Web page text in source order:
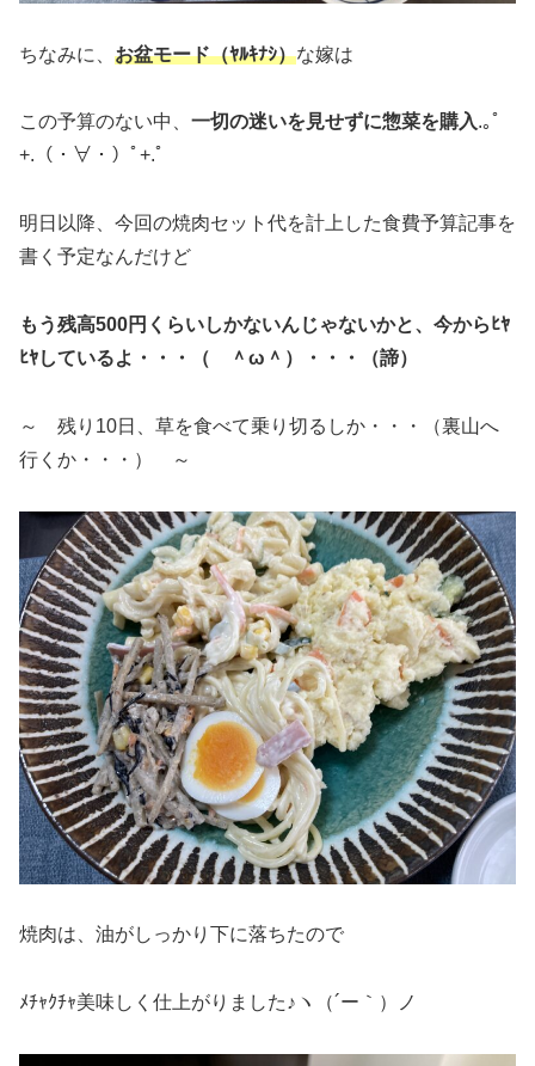
ちなみに、 お盆モード（ﾔﾙｷﾅｼ）な嫁は
この予算のない中、 一切の迷いを見せずに惣菜を購入.｡ﾟ
+.（・∀・）ﾟ+.ﾟ
明日以降、今回の焼肉セット代を計上した食費予算記事を
書く予定なんだけど
もう残高500円くらいしかないんじゃないかと、今からﾋﾔ
ﾋﾔしているよ・・・（ ＾ω＾）・・・（諦）
～ 残り10日、草を食べて乗り切るしか・・・（裏山へ
行くか・・・） ～
焼肉は、油がしっかり下に落ちたので
ﾒﾁｬｸﾁｬ美味しく仕上がりました♪ヽ（´ー｀）ノ